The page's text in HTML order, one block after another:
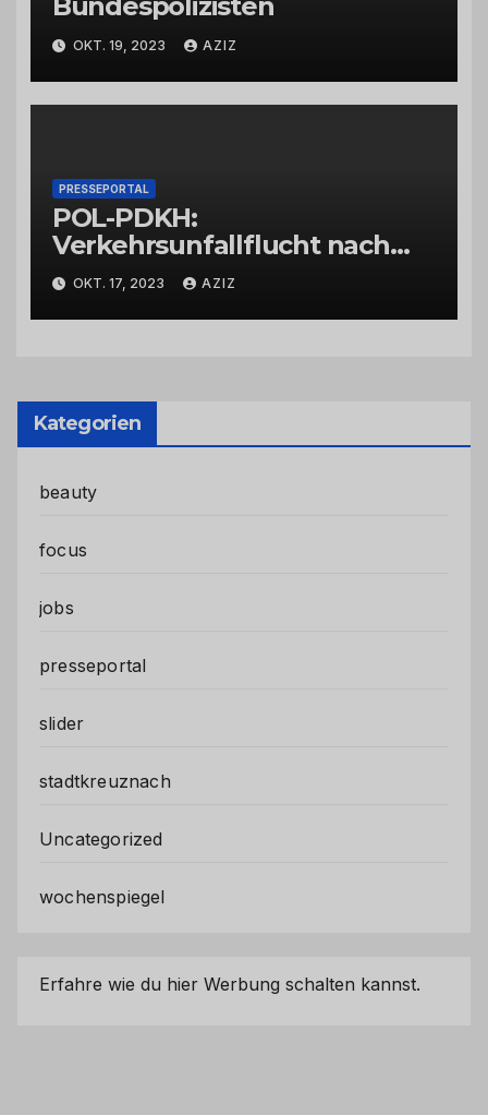
Bundespolizisten
OKT. 19, 2023 AZIZ
PRESSEPORTAL
POL-PDKH:
Verkehrsunfallflucht nach
Abbiegevorgang
OKT. 17, 2023 AZIZ
Kategorien
beauty
focus
jobs
presseportal
slider
stadtkreuznach
Uncategorized
wochenspiegel
Erfahre wie du hier Werbung schalten kannst.